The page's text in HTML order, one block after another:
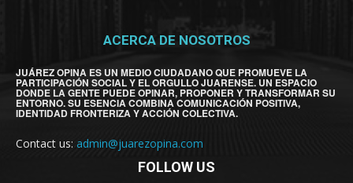
ACERCA DE NOSOTROS
JUÁREZ OPINA ES UN MEDIO CIUDADANO QUE PROMUEVE LA
PARTICIPACIÓN SOCIAL Y EL ORGULLO JUARENSE. UN ESPACIO
DONDE LA GENTE PUEDE OPINAR, PROPONER Y TRANSFORMAR SU
ENTORNO. SU ESENCIA COMBINA COMUNICACIÓN POSITIVA,
IDENTIDAD FRONTERIZA Y ACCIÓN COLECTIVA.
Contact us: admin@juarezopina.com
FOLLOW US